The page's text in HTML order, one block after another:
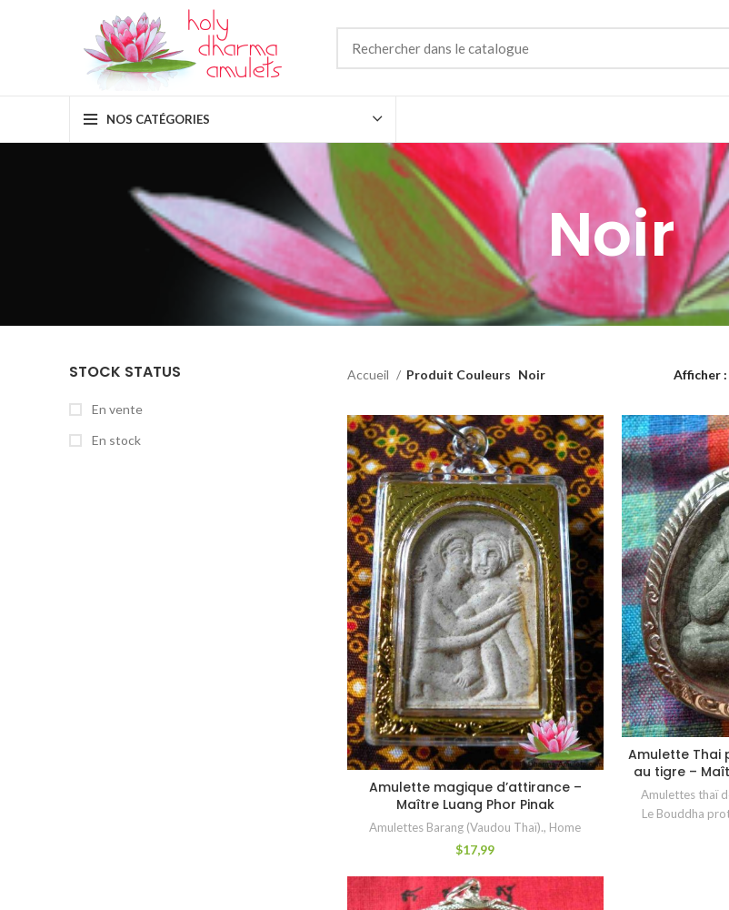
NOS CATÉGORIES
Noir
STOCK STATUS
En vente
En stock
Accueil Produit Couleurs Noir Afficher
CHOIX DES OPTIONS
Amulette magique d’attirance –
Maître Luang Phor Pinak
Amulettes Barang (Vaudou Thaï)., Home
$17,99
CHOIX
Amulette Thai
au tigre –
Amulettes thaï
Le Bouddha